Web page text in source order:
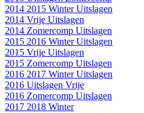
2014 2015 Winter Uitslagen
2014 Vrije Uitslagen
2014 Zomercomp Uitslagen
2015 2016 Winter Uitslagen
2015 Vrije Uitslagen
2015 Zomercomp Uitslagen
2016 2017 Winter Uitslagen
2016 Uitslagen Vrije
2016 Zomercomp Uitslagen
2017 2018 Winter